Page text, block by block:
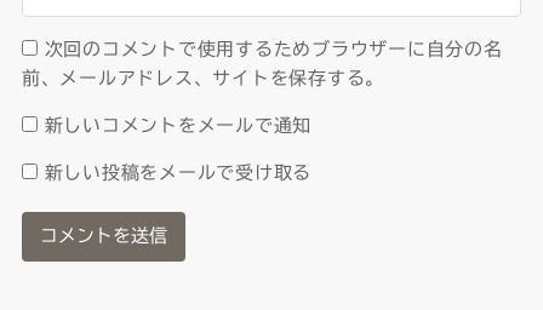
次回のコメントで使用するためブラウザーに自分の名
前、メールアドレス、サイトを保存する。
新しいコメントをメールで通知
新しい投稿をメールで受け取る